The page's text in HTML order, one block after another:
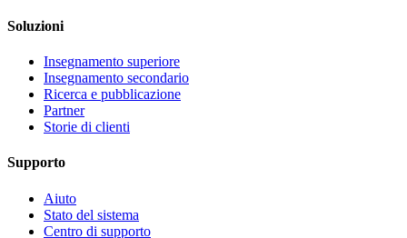
Soluzioni
Insegnamento superiore
Insegnamento secondario
Ricerca e pubblicazione
Partner
Storie di clienti
Supporto
Aiuto
Stato del sistema
Centro di supporto